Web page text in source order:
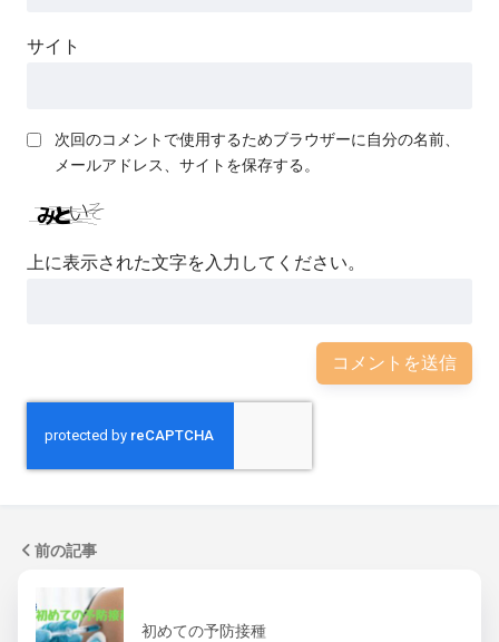
サイト
次回のコメントで使用するためブラウザーに自分の名前、
メールアドレス、サイトを保存する。
上に表示された文字を入力してください。
前の記事
初めての予防接種